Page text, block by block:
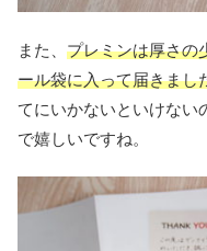
また、 プレミンは厚さの
ール袋に入って届きまし
てにいかないといけない
で嬉しいですね。